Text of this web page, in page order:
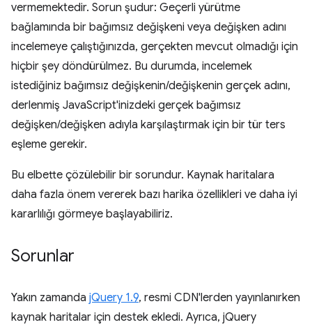
vermemektedir. Sorun şudur: Geçerli yürütme
bağlamında bir bağımsız değişkeni veya değişken adını
incelemeye çalıştığınızda, gerçekten mevcut olmadığı için
hiçbir şey döndürülmez. Bu durumda, incelemek
istediğiniz bağımsız değişkenin/değişkenin gerçek adını,
derlenmiş JavaScript'inizdeki gerçek bağımsız
değişken/değişken adıyla karşılaştırmak için bir tür ters
eşleme gerekir.
Bu elbette çözülebilir bir sorundur. Kaynak haritalara
daha fazla önem vererek bazı harika özellikleri ve daha iyi
kararlılığı görmeye başlayabiliriz.
Sorunlar
Yakın zamanda jQuery 1.9, resmi CDN'lerden yayınlanırken
kaynak haritalar için destek ekledi. Ayrıca, jQuery